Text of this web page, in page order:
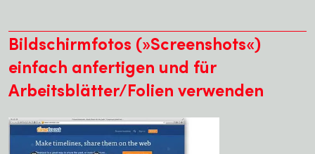
Bildschirmfotos (»Screenshots«)
einfach anfertigen und für
Arbeitsblätter/Folien verwenden